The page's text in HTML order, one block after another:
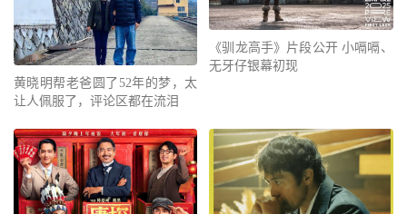
黄晓明帮老爸圆了52年的梦，太
让人佩服了，评论区都在流泪
《驯龙高手》片段公开 小嗝嗝、
无牙仔银幕初现